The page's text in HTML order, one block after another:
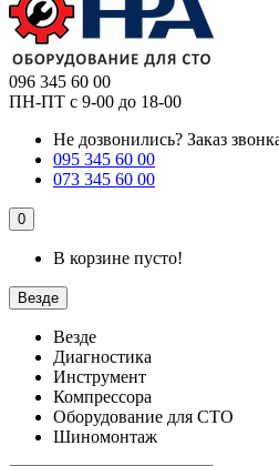
096 345 60 00
ПН-ПТ с 9-00 до 18-00
Не дозвонились? Заказ
095 345 60 00
073 345 60 00
0
В корзине пусто!
Везде
Везде
Диагностика
Инструмент
Компрессора
Оборудование для СТО
Шиномонтаж